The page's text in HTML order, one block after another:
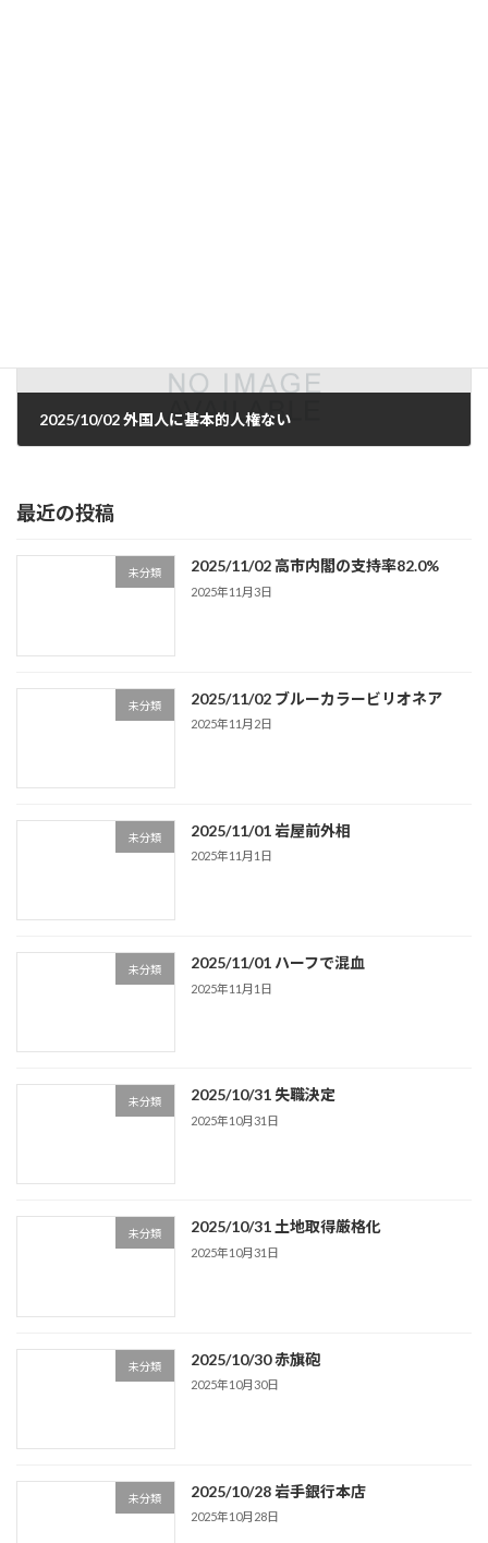
2025/10/02 外国人に基本的人権ない
最近の投稿
未分類 2025/11/02 高市内閣の支持率82.0%
2025年11月3日
未分類 2025/11/02 ブルーカラービリオネア
2025年11月2日
未分類 2025/11/01 岩屋前外相
2025年11月1日
未分類 2025/11/01 ハーフで混血
2025年11月1日
未分類 2025/10/31 失職決定
2025年10月31日
未分類 2025/10/31 土地取得厳格化
2025年10月31日
未分類 2025/10/30 赤旗砲
2025年10月30日
未分類 2025/10/28 岩手銀行本店
2025年10月28日